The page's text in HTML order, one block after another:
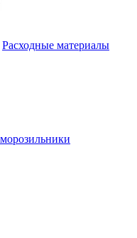
Расходные материалы